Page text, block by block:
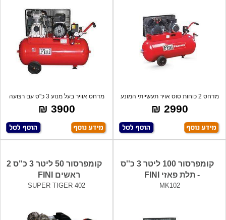
מדחס 2 כוחות סוס אויר תעשייתי המונע
ע"י
2990 ₪
מדחס אוויר בעל מנוע 3 כ"ס עם רצועה
איכות
3900 ₪
קומפרסור 100 ליטר 3 כ''ס
- תלת פאזי FINI
MK102
קומפרסור 50 ליטר 3 כ"ס 2
ראשים FINI
SUPER TIGER 402